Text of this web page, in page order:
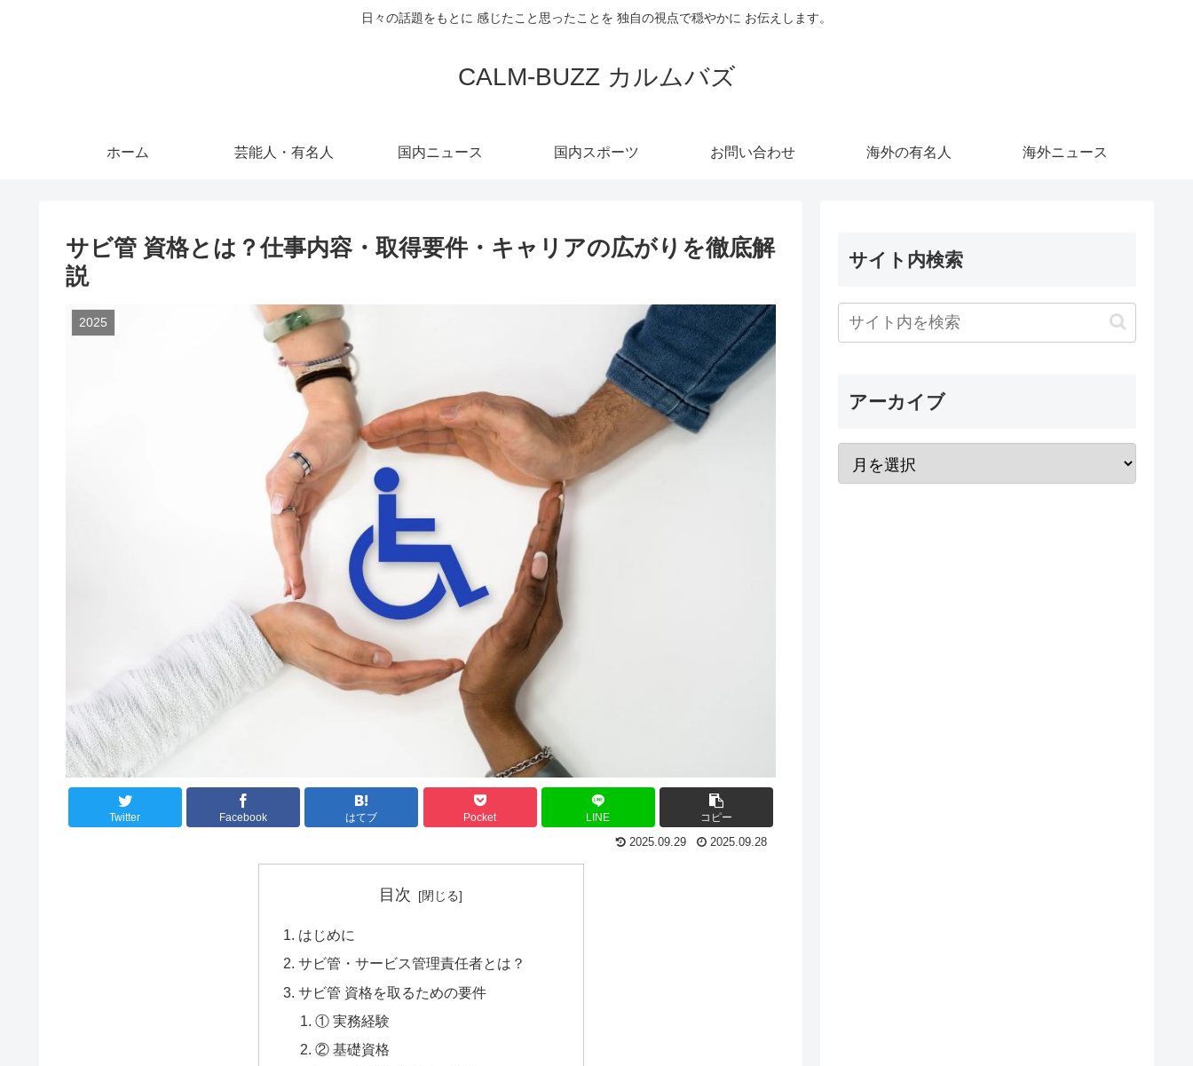
日々の話題をもとに 感じたこと思ったことを 独自の視点で穏やかに お伝えします。
CALM-BUZZ カルムバズ
ホーム 芸能人・有名人 国内ニュース 国内スポーツ お問い合わせ 海外の有名人 海外ニュース
サビ管 資格とは？仕事内容・取得要件・キャリアの広がりを徹底解
説
2025
Twitter Facebook はてブ Pocket LINE コピー
2025.09.29 2025.09.28
目次
はじめに
サビ管・サービス管理責任者とは？
サビ管 資格を取るための要件
① 実務経験
② 基礎資格
サイト内検索
アーカイブ